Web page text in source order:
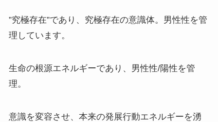
”究極存在”であり、究極存在の意識体。男性性を管
理しています。
生命の根源エネルギーであり、男性性/陽性を管
理。
意識を変容させ、本来の発展行動エネルギーを湧